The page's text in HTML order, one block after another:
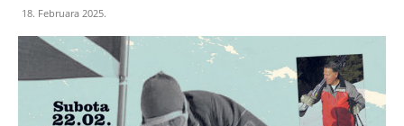
18. Februara 2025.